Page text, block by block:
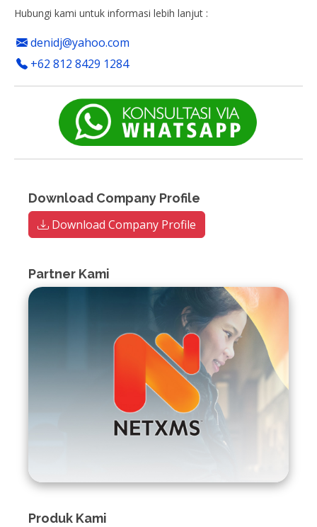
Hubungi kami untuk informasi lebih lanjut :
denidj@yahoo.com
+62 812 8429 1284
Download Company Profile
Download Company Profile
Partner Kami
Produk Kami